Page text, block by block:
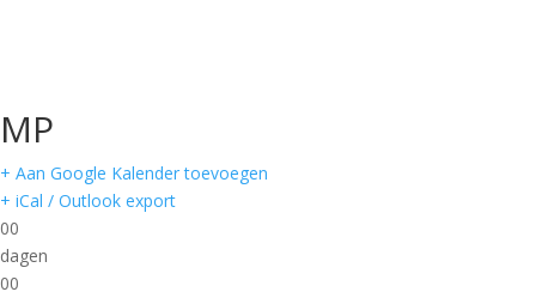
MP
+ Aan Google Kalender toevoegen
+ iCal / Outlook export
00
dagen
00